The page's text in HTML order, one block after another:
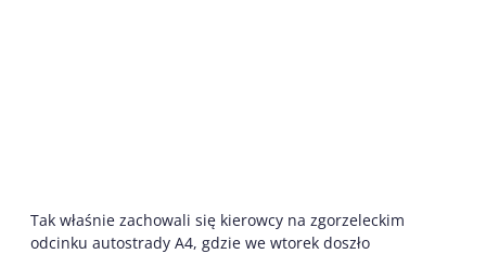
Tak właśnie zachowali się kierowcy na zgorzeleckim
odcinku autostrady A4, gdzie we wtorek doszło